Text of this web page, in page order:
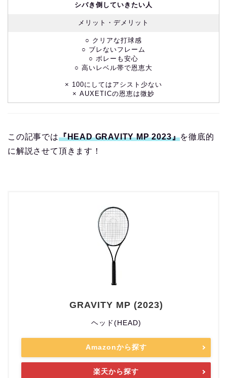
シバき倒していきたい人
メリット・デメリット
○ クリアな打球感
○ ブレないフレーム
○ ボレーも安心
○ 高いレベル帯で恩恵大
× 100にしてはアシスト少ない
× AUXETICの恩恵は微妙
この記事では『HEAD GRAVITY MP 2023』を徹底的
に解説させて頂きます！
GRAVITY MP (2023)
ヘッド(HEAD)
Amazonから探す
楽天から探す